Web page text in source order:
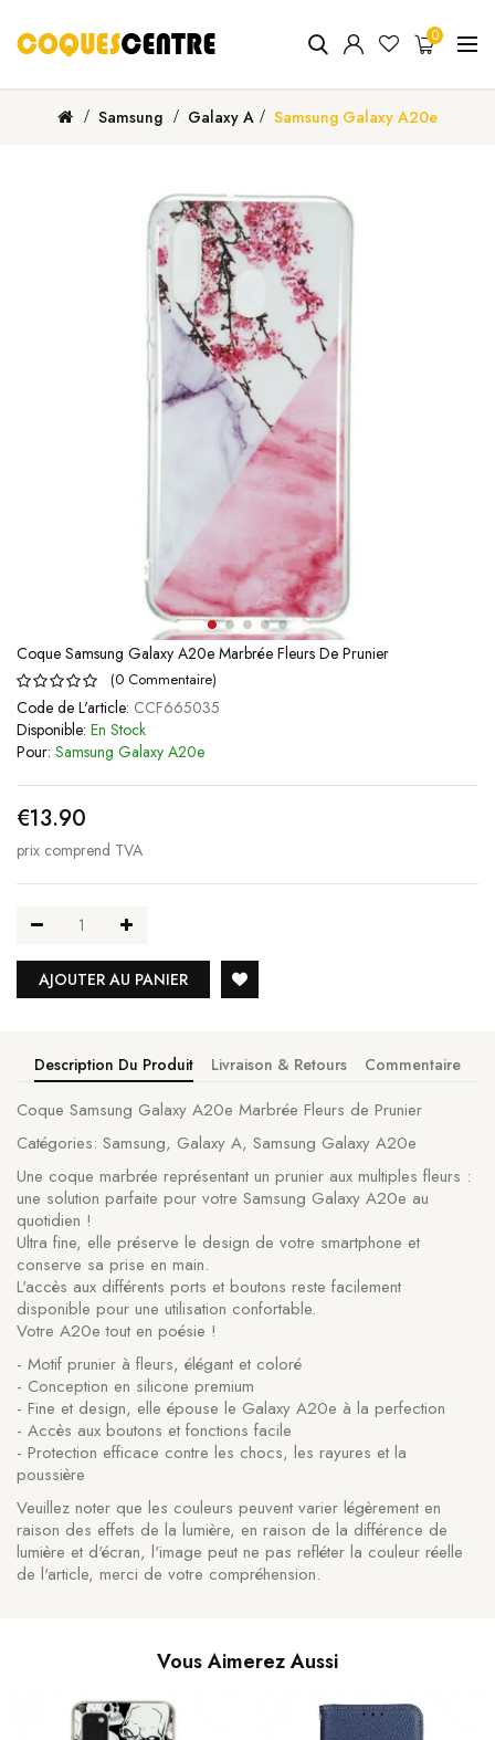
0
Samsung Galaxy A Samsung Galaxy A20e
Coque Samsung Galaxy A20e Marbrée Fleurs De Prunier
(0 Commentaire)
Code de L'article: CCF665035
Disponible: En Stock
Pour: Samsung Galaxy A20e
€13.90
prix comprend TVA
AJOUTER AU PANIER
Description Du Produit Livraison & Retours Commentaire
Coque Samsung Galaxy A20e Marbrée Fleurs de Prunier
Catégories: Samsung, Galaxy A, Samsung Galaxy A20e
Une coque marbrée représentant un prunier aux multiples fleurs :
une solution parfaite pour votre Samsung Galaxy A20e au
quotidien !
Ultra fine, elle préserve le design de votre smartphone et
conserve sa prise en main.
L'accès aux différents ports et boutons reste facilement
disponible pour une utilisation confortable.
Votre A20e tout en poésie !
- Motif prunier à fleurs, élégant et coloré
- Conception en silicone premium
- Fine et design, elle épouse le Galaxy A20e à la perfection
- Accès aux boutons et fonctions facile
- Protection efficace contre les chocs, les rayures et la
poussière
Veuillez noter que les couleurs peuvent varier légèrement en
raison des effets de la lumière, en raison de la différence de
lumière et d'écran, l'image peut ne pas refléter la couleur réelle
de l'article, merci de votre compréhension.
Vous Aimerez Aussi